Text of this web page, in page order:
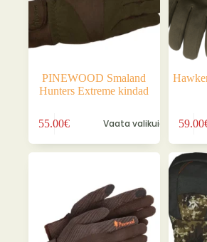
PINEWOOD Smaland
Hunters Extreme kindad
55.00€ Vaata valikuid
tootel
mitu
tootelehel.
59.00
tootel
on
mitu
varianti.
Valikuid
tootelehel.